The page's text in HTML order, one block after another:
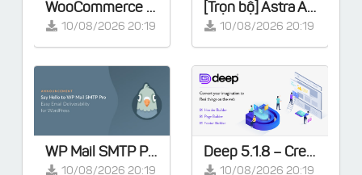
WooCommerce Notification | Boost Your Sales - Live Feed Sales - Recent Sales Popup - Upsells
10/08/2026 20:19
[Trọn bộ] Astra Agency Bundle - Lifetime
10/08/2026 20:19
WP Mail SMTP Pro v4.9.0 - Khắc phục tất cả các vấn đề về WordPress không gửi được email
10/08/2026 20:19
Deep 5.1.8 – Creative Multi-Purpose WordPress Theme
10/08/2026 20:19